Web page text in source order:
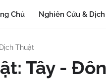
Chủ Nghiên Cứu &
Thuật
Tây -